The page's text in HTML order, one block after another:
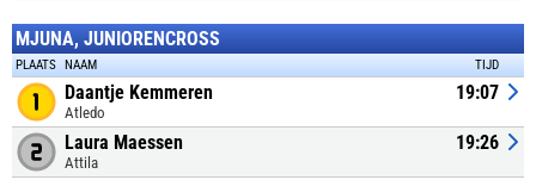
MJUNA, JUNIORENCROSS
PLAATS NAAM TIJD
Daantje Kemmeren
Atledo
19:07
Laura Maessen
Attila
19:26